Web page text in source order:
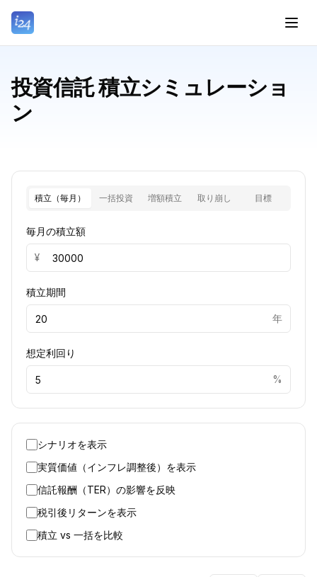
投資信託 積立シミュレーショ
ン
積立（毎月） 一括投資 増額積立 取り崩し 目標
毎月の積立額
¥
積立期間
年
想定利回り
%
シナリオを表示
実質価値（インフレ調整後）を表示
信託報酬（TER）の影響を反映
税引後リターンを表示
積立 vs 一括を比較